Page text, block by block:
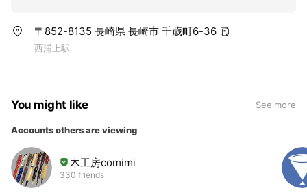
〒852-8135 長崎県 長崎市 千歳町6-36
西浦上駅
You might like See more
Accounts others are viewing
木工房comimi
330 friends